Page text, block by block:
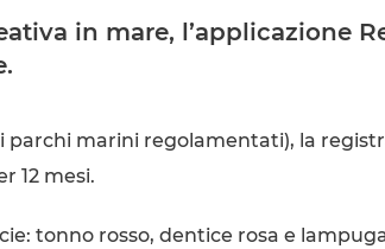
in mare, l’applicazione
marini regolamentati), la
12 mesi.
tonno rosso, dentice rosa e